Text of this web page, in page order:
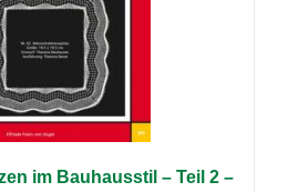
im Bauhausstil – Teil 2 –